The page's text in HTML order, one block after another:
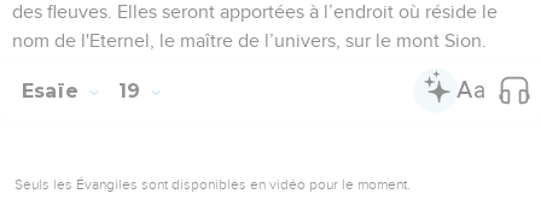
des fleuves. Elles seront apportées à l’endroit où réside le
nom de l'Eternel, le maître de l’univers, sur le mont Sion.
Esaïe 19
Seuls les Évangiles sont disponibles en vidéo pour le moment.